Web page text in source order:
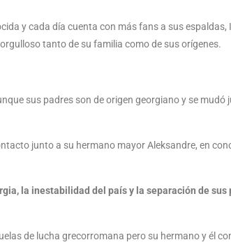
y cada día cuenta con más fans a sus espaldas,
tanto de su familia como de sus orígenes.
sus padres son de origen georgiano y se
junto a su hermano mayor Aleksandre, en
la inestabilidad del país y la separación de sus
de lucha grecorromana pero su hermano y él